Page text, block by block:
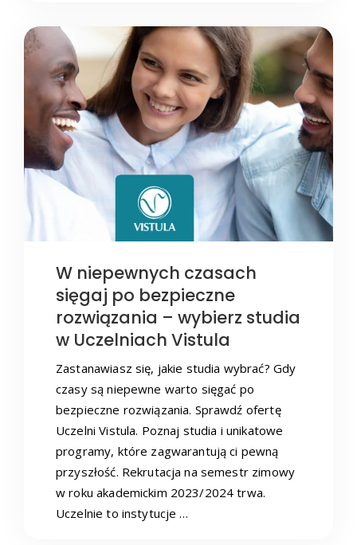
W niepewnych czasach
sięgaj po bezpieczne
rozwiązania – wybierz studia
w Uczelniach Vistula
Zastanawiasz się, jakie studia wybrać? Gdy
czasy są niepewne warto sięgać po
bezpieczne rozwiązania. Sprawdź ofertę
Uczelni Vistula. Poznaj studia i unikatowe
programy, które zagwarantują ci pewną
przyszłość. Rekrutacja na semestr zimowy
w roku akademickim 2023/2024 trwa.
Uczelnie to instytucje …